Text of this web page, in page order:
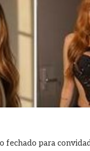
fechado para